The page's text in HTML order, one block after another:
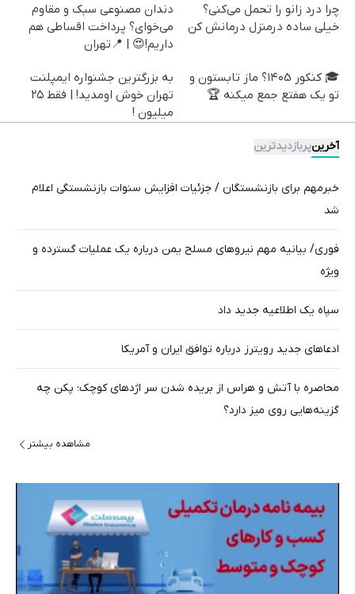
چرا درد زانو را تحمل می‌کنی؟
خیلی ساده درمنزل درمانش کن
دندان مصنوعی سبک و مقاوم
می‌خوای؟ پرداخت اقساطی هم
داریم!😍 | 📍تهران
🎓 کنکور ۱۴۰5؟ ماز تابستون و
تو یک هفتع جمع میکنه 🏆
به بزرگترین جشنواره ایمپلنت
تهران خوش اومدید! | فقط ۲۵
میلیون !
آخرینپربازدیدترین
خبرمهم برای بازنشستگان / جزئیات افزایش سنوات بازنشستگی اعلام
شد
فوری/ بیانیه مهم نیروهای مسلح یمن درباره یک عملیات گسترده و
ویژه
سپاه یک اطلاعیه جدید داد
ادعاهای جدید رویترز درباره توافق ایران و آمریکا
محاصره با آتش و هراس از بریده شدن سر اژدهای کوچک؛ پکن چه
گزینه‌هایی روی میز دارد؟
مشاهده بیشتر